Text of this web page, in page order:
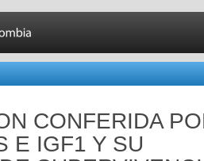
CONFERIDA
E IGF1 Y SU